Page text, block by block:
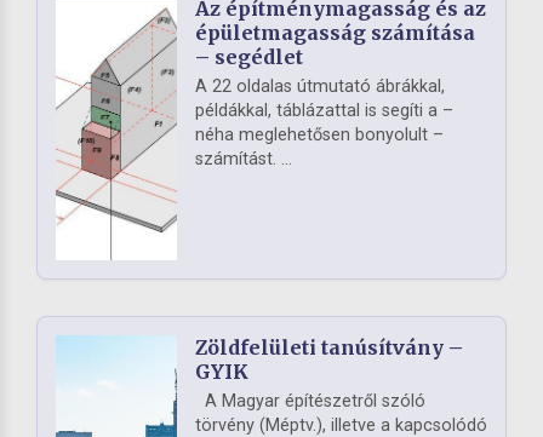
Az építménymagasság és az
épületmagasság számítása
– segédlet
A 22 oldalas útmutató ábrákkal,
példákkal, táblázattal is segíti a –
néha meglehetősen bonyolult –
számítást. ...
Zöldfelületi tanúsítvány –
GYIK
A Magyar építészetről szóló
törvény (Méptv.), illetve a kapcsolódó